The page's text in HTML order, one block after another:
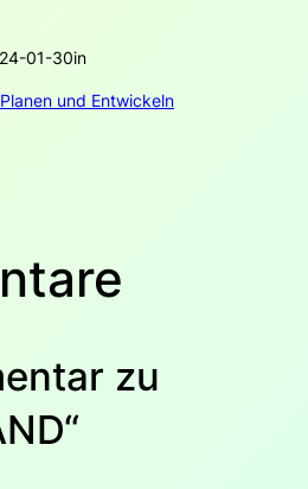
01-30in
Planen und Entwickeln
zu